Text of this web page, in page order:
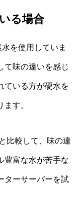
る場合
を使用していま
て味の違いを感じ
ている方が硬水を
す。
比較して、味の違
豊富な水が苦手な
ターサーバーを試